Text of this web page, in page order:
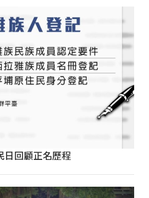
日回顧正名歷程